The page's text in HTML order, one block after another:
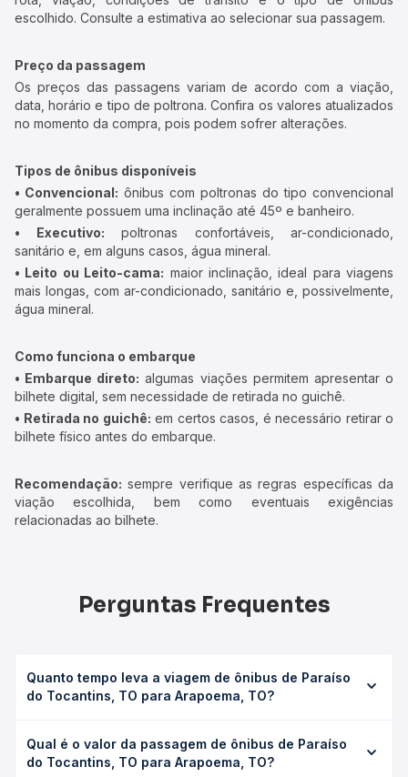
escolhido. Consulte a estimativa ao selecionar sua passagem.
Preço da passagem
Os preços das passagens variam de acordo com a viação,
data, horário e tipo de poltrona. Confira os valores atualizados
no momento da compra, pois podem sofrer alterações.
Tipos de ônibus disponíveis
• Convencional: ônibus com poltronas do tipo convencional
geralmente possuem uma inclinação até 45º e banheiro.
• Executivo: poltronas confortáveis, ar-condicionado,
sanitário e, em alguns casos, água mineral.
• Leito ou Leito-cama: maior inclinação, ideal para viagens
mais longas, com ar-condicionado, sanitário e, possivelmente,
água mineral.
Como funciona o embarque
• Embarque direto: algumas viações permitem apresentar o
bilhete digital, sem necessidade de retirada no guichê.
• Retirada no guichê: em certos casos, é necessário retirar o
bilhete físico antes do embarque.
Recomendação: sempre verifique as regras específicas da
viação escolhida, bem como eventuais exigências
relacionadas ao bilhete.
Perguntas Frequentes
Quanto tempo leva a viagem de ônibus de Paraíso
do Tocantins, TO para Arapoema, TO?
Arapoema, TO leva em média 7h 5min, podendo variar
conforme a viação, o tipo de serviço (convencional,
Qual é o valor da passagem de ônibus de Paraíso
do Tocantins, TO para Arapoema, TO?